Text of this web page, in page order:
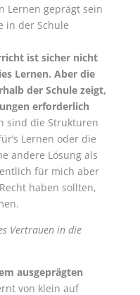
Lernen geprägt sein
in der Schule
ist sicher nicht
Lernen. Aber die
der Schule zeigt,
erforderlich
sind die Strukturen
Lernen oder die
andere Lösung als
für mich aber
haben sollten,
Vertrauen in die
ausgeprägten
von klein auf